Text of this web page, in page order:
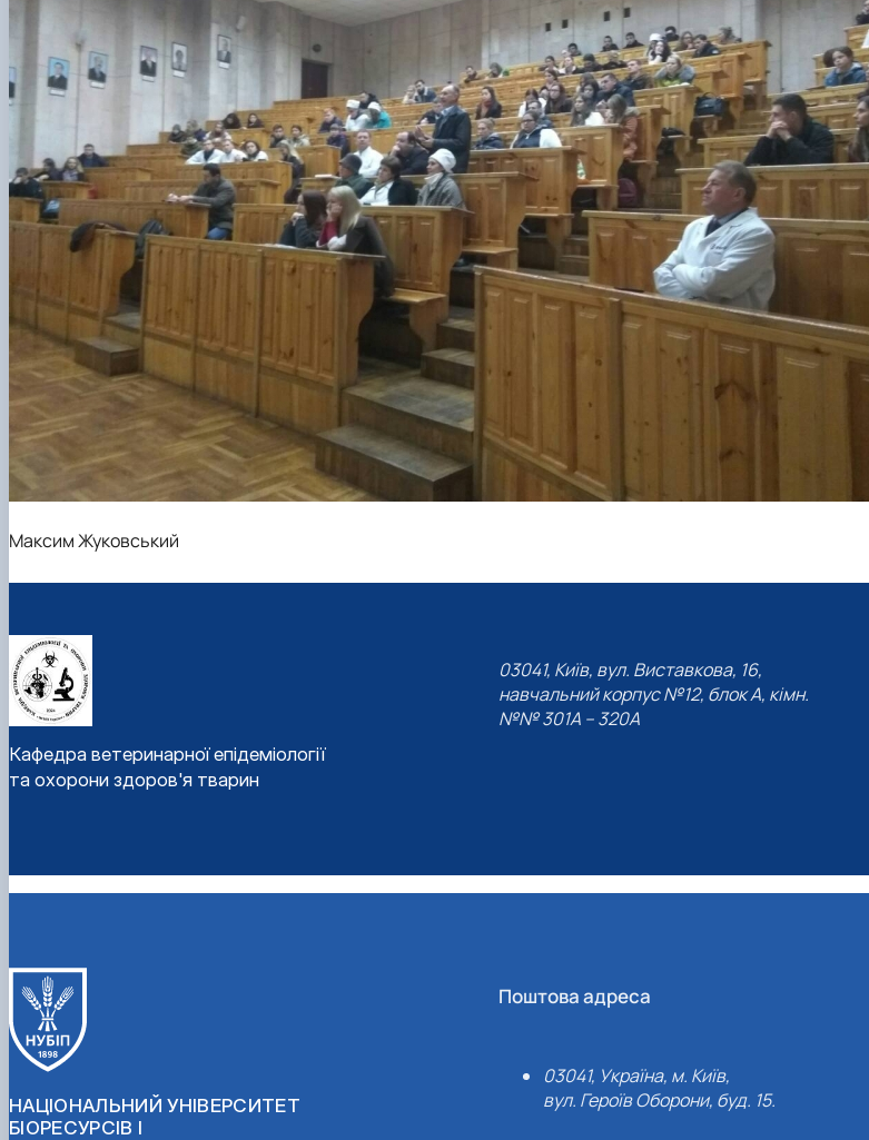
Максим Жуковський
Кафедра ветеринарної епідеміології
та охорони здоров'я тварин
03041, Київ, вул. Виставкова, 16,
навчальний корпус №12, блок А, кімн.
№№ 301A – 320A
НАЦІОНАЛЬНИЙ УНІВЕРСИТЕТ
БІОРЕСУРСІВ І
Поштова адреса
03041, Україна, м. Київ,
вул. Героїв Оборони, буд. 15.